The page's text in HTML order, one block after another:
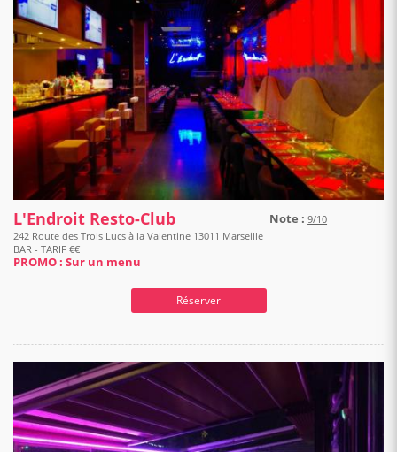
L'Endroit Resto-Club Note : 9/10
242 Route des Trois Lucs à la Valentine 13011 Marseille
BAR - TARIF €€
PROMO : Sur un menu
Réserver